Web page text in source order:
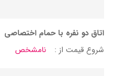
اتاق دو نفره با حمام اختصاصی
شروع قیمت از :
نامشخص